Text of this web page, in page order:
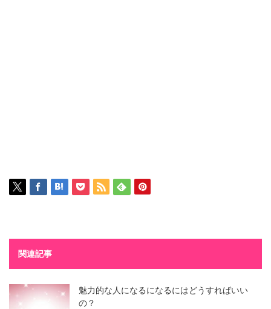
関連記事
魅力的な人になるになるにはどうすればいい
の？